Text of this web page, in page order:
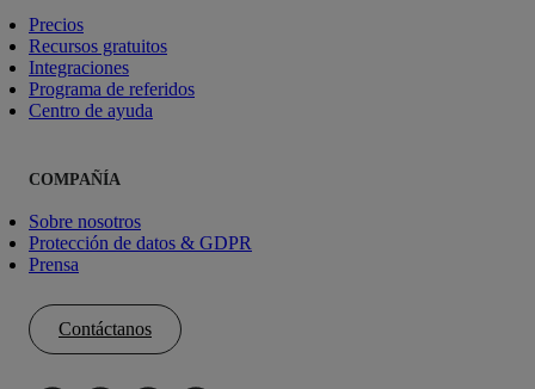
Precios
Recursos gratuitos
Integraciones
Programa de referidos
Centro de ayuda
COMPAÑÍA
Sobre nosotros
Protección de datos & GDPR
Prensa
Contáctanos